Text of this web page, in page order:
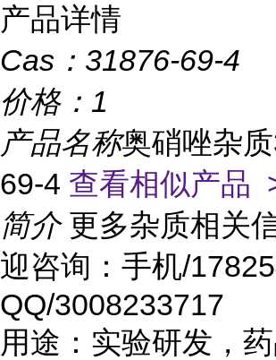
产品详情
Cas： 31876-69-4
价格： 1
产品名称奥硝唑杂
69-4 查看相似产品
简介 更多杂质相关
迎咨询：手机/
QQ/3008233717
用途：实验研发，